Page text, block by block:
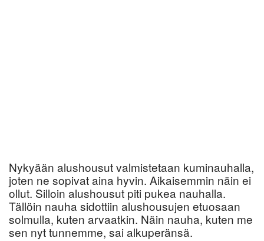
Nykyään alushousut valmistetaan kuminauhalla,
joten ne sopivat aina hyvin. Aikaisemmin näin ei
ollut. Silloin alushousut piti pukea nauhalla.
Tällöin nauha sidottiin alushousujen etuosaan
solmulla, kuten arvaatkin. Näin nauha, kuten me
sen nyt tunnemme, sai alkuperänsä.